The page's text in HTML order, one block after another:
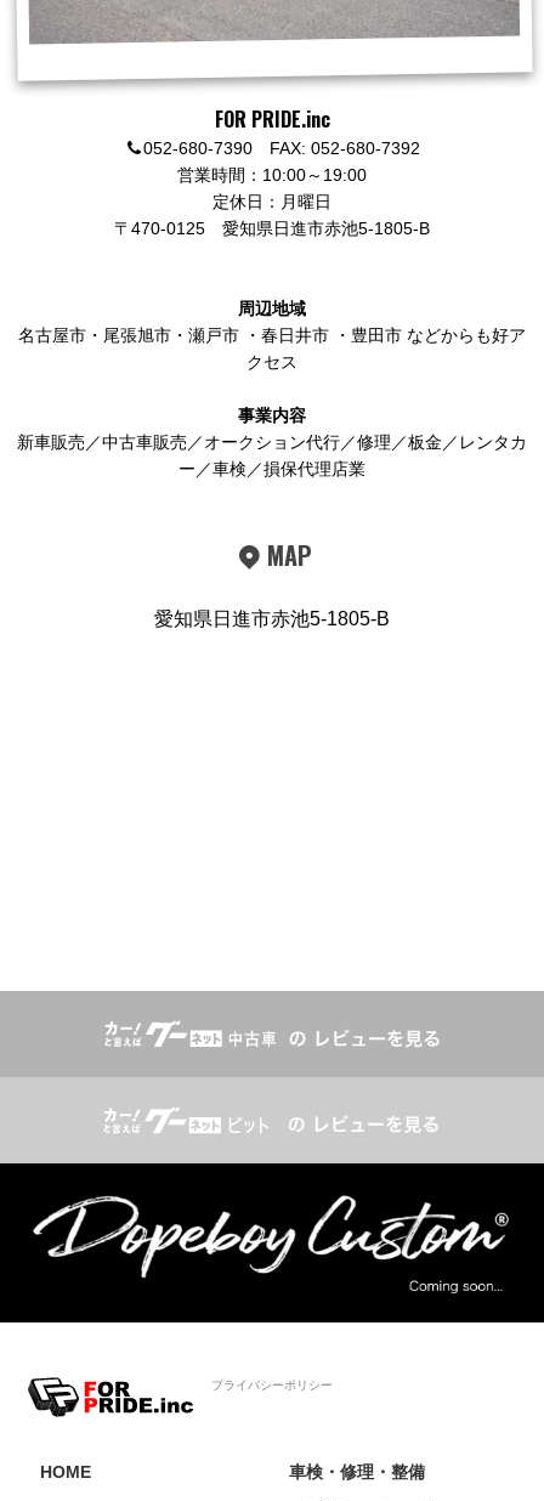
FOR PRIDE.inc
052-680-7390 FAX: 052-680-7392
営業時間：10:00～19:00
定休日：月曜日
〒470-0125 愛知県日進市赤池5-1805-B
周辺地域
名古屋市 ・ 尾張旭市 ・ 瀬戸市 ・ 春日井市 ・ 豊田市 などからも好ア
クセス
事業内容
新車販売／中古車販売／オークション代行／修理／板金／レンタカ
ー／車検／損保代理店業
MAP
愛知県日進市赤池5-1805-B
プライバシーポリシー
HOME 車検・修理・整備